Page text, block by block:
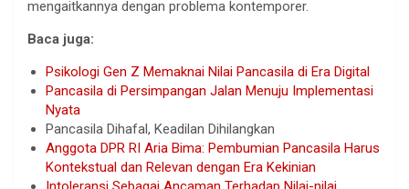
mengaitkannya dengan problema kontemporer.
Baca juga:
Psikologi Gen Z Memaknai Nilai Pancasila di Era Digital
Pancasila di Persimpangan Jalan Menuju Implementasi
Nyata
Pancasila Dihafal, Keadilan Dihilangkan
Anggota DPR RI Aria Bima: Pembumian Pancasila Harus
Kontekstual dan Relevan dengan Era Kekinian